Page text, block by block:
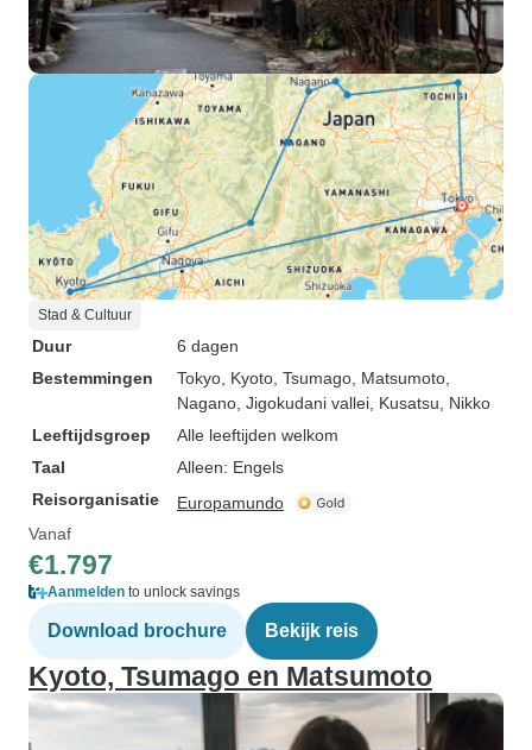
Stad & Cultuur
Duur
6 dagen
Bestemmingen
Tokyo , Kyoto , Tsumago , Matsumoto
Nagano , Jigokudani vallei , Kusatsu , Nikko
Leeftijdsgroep
Alle leeftijden welkom
Taal
Alleen: Engels
Reisorganisatie
Europamundo
Vanaf
€1.797
Aanmelden to unlock savings
Download brochure Bekijk reis
Kyoto, Tsumago en Matsumoto